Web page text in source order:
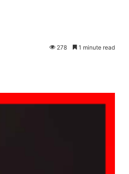
278 1 minute read